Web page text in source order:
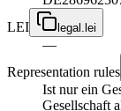
LEI
legal.lei
—
Representation rules
Ist nur ein
Gesellschaft